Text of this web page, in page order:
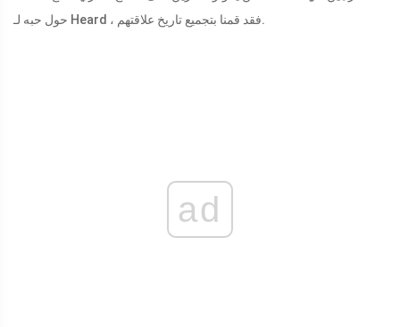
حول حبه لـ Heard ، فقد قمنا بتجميع تاريخ علاقتهم.
ad